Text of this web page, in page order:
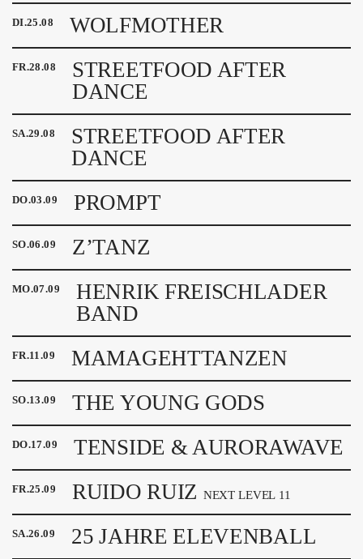
SHOP
MITMACHEN
DI.25.08 WOLFMOTHER
FR.28.08
STREETFOOD AFTER
DANCE
SA.29.08
STREETFOOD AFTER
DANCE
DO.03.09 PROMPT
SO.06.09 Z’TANZ
MO.07.09
HENRIK FREISCHLADER
BAND
FR.11.09 MAMAGEHTTANZEN
SO.13.09 THE YOUNG GODS
DO.17.09 TENSIDE & AURORAWAVE
FR.25.09 RUIDO RUIZ NEXT LEVEL 11
SA.26.09 25 JAHRE ELEVENBALL